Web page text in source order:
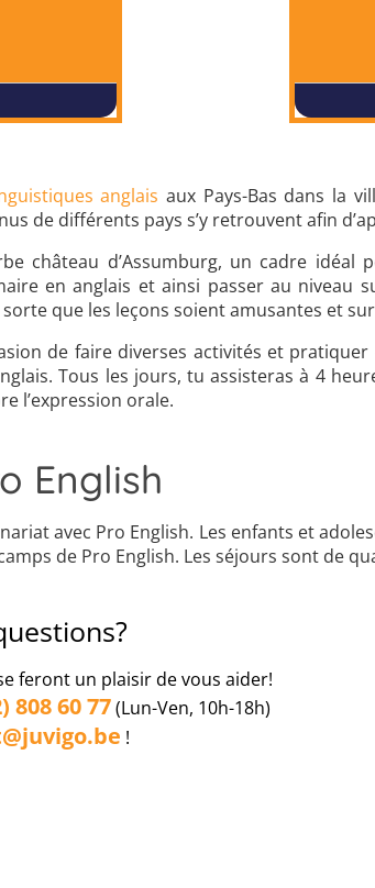
anglais aux Pays-Bas dans la
de différents pays s’y retrouvent afin
château d’Assumburg, un cadre idéal
en anglais et ainsi passer au niveau
que les leçons soient amusantes et
de faire diverses activités et
Tous les jours, tu assisteras à 4
l’expression orale.
English
avec Pro English. Les enfants et
de Pro English. Les séjours sont de
feront un plaisir de vous aider!
808 60 77(Lun-Ven, 10h-18h)
!